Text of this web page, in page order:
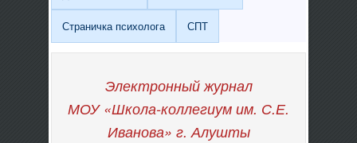
Страничка психолога СПТ
Электронный журнал
МОУ «Школа-коллегиум им. С.Е.
Иванова» г. Алушты